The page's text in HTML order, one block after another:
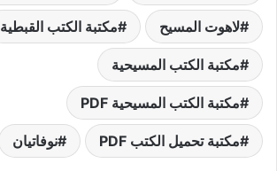
لاهوت المسيح مكتبة الكتب القبطية
مكتبة الكتب المسيحية
مكتبة الكتب المسيحية PDF
مكتبة تحميل الكتب PDF نوفاتيان